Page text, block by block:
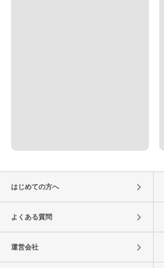
はじめての方へ
よくある質問
運営会社